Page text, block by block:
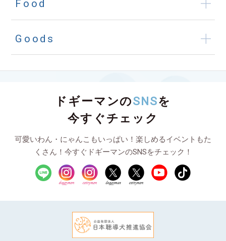
Food
Goods
ドギーマンのSNSを
今すぐチェック
可愛いわん・にゃんこもいっぱい！楽しめるイベントもた
くさん！今すぐドギーマンのSNSをチェック！